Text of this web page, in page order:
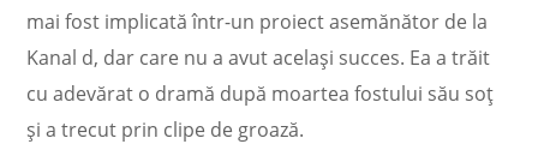
mai fost implicată într-un proiect asemănător de la
Kanal d, dar care nu a avut același succes. Ea a trăit
cu adevărat o dramă după moartea fostului său soț
și a trecut prin clipe de groază.